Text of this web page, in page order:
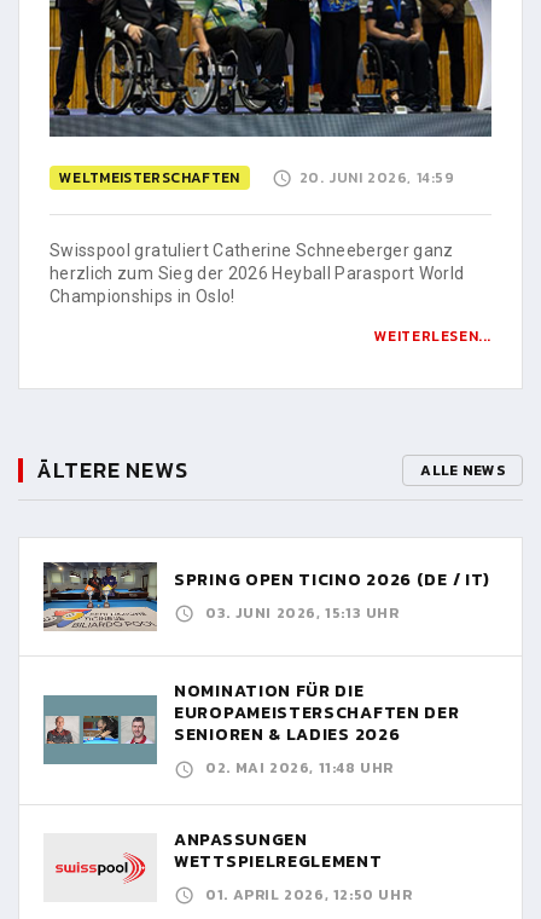
WELTMEISTERSCHAFTEN 20. JUNI 2026, 14:59
Swisspool gratuliert Catherine Schneeberger ganz
herzlich zum Sieg der 2026 Heyball Parasport World
Championships in Oslo!
WEITERLESEN...
ÄLTERE NEWS ALLE NEWS
SPRING OPEN TICINO 2026 (DE / IT)
03. JUNI 2026, 15:13 UHR
NOMINATION FÜR DIE
EUROPAMEISTERSCHAFTEN DER
SENIOREN & LADIES 2026
02. MAI 2026, 11:48 UHR
ANPASSUNGEN
WETTSPIELREGLEMENT
01. APRIL 2026, 12:50 UHR